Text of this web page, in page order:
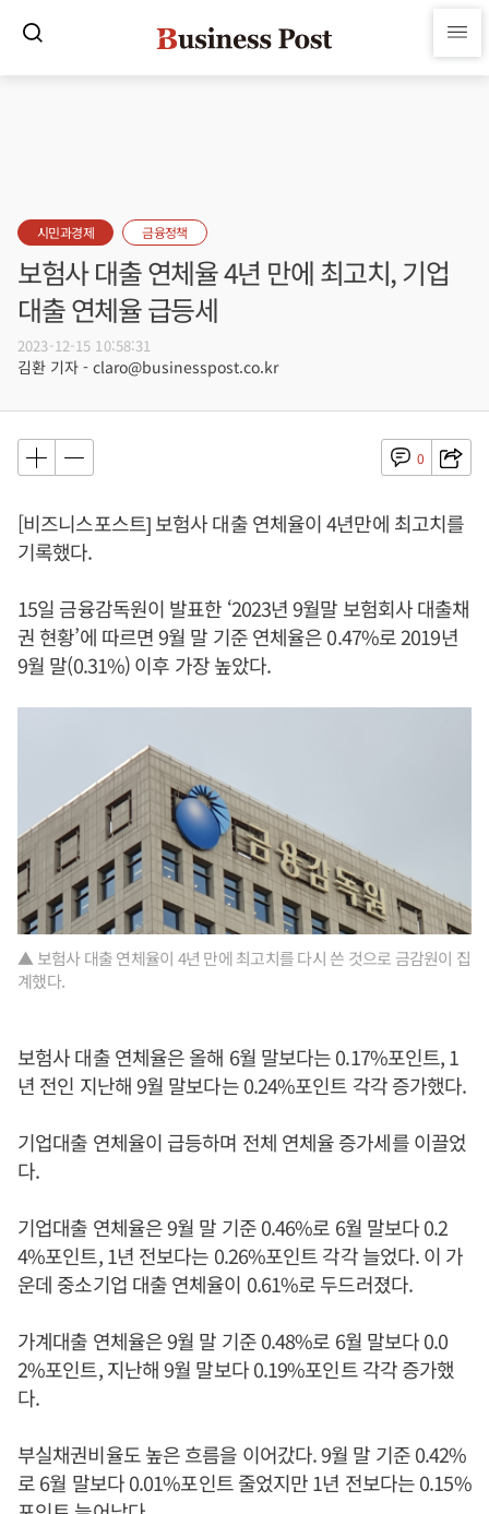
시민과경제 금융정책
보험사 대출 연체율 4년 만에 최고치, 기업
대출 연체율 급등세
2023-12-15 10:58:31
김환 기자 - claro@businesspost.co.kr
0
[비즈니스포스트] 보험사 대출 연체율이 4년만에 최고치를
기록했다.
15일 금융감독원이 발표한 ‘2023년 9월말 보험회사 대출채
권 현황’에 따르면 9월 말 기준 연체율은 0.47%로 2019년
9월 말(0.31%) 이후 가장 높았다.
▲ 보험사 대출 연체율이 4년 만에 최고치를 다시 쓴 것으로 금감원이 집
계했다.
보험사 대출 연체율은 올해 6월 말보다는 0.17%포인트, 1
년 전인 지난해 9월 말보다는 0.24%포인트 각각 증가했다.
기업대출 연체율이 급등하며 전체 연체율 증가세를 이끌었
다.
기업대출 연체율은 9월 말 기준 0.46%로 6월 말보다 0.2
4%포인트, 1년 전보다는 0.26%포인트 각각 늘었다. 이 가
운데 중소기업 대출 연체율이 0.61%로 두드러졌다.
가계대출 연체율은 9월 말 기준 0.48%로 6월 말보다 0.0
2%포인트, 지난해 9월 말보다 0.19%포인트 각각 증가했
다.
부실채권비율도 높은 흐름을 이어갔다. 9월 말 기준 0.42%
로 6월 말보다 0.01%포인트 줄었지만 1년 전보다는 0.15%